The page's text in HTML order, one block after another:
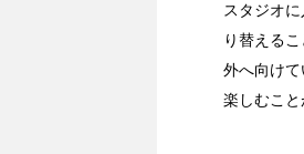
スタジオ
り替えるこ
外へ向け
楽しむこと